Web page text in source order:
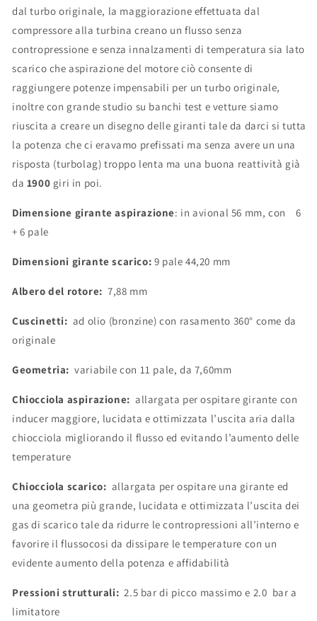
dal turbo originale, la maggiorazione effettuata dal
compressore alla turbina creano un flusso senza
contropressione e senza innalzamenti di temperatura sia lato
scarico che aspirazione del motore ciò consente di
raggiungere potenze impensabili per un turbo originale,
inoltre con grande studio su banchi test e vetture siamo
riuscita a creare un disegno delle giranti tale da darci si tutta
la potenza che ci eravamo prefissati ma senza avere un una
risposta (turbolag) troppo lenta ma una buona reattività già
da 1900 giri in poi.
Dimensione girante aspirazione: in avional 56 mm, con 6
+ 6 pale
Dimensioni girante scarico: 9 pale 44,20 mm
Albero del rotore: 7,88 mm
Cuscinetti: ad olio (bronzine) con rasamento 360° come da
originale
Geometria:variabile con 11 pale, da 7,60mm
Chiocciola aspirazione: allargata per ospitare girante con
inducer maggiore, lucidata e ottimizzata l’uscita aria dalla
chiocciola migliorando il flusso ed evitando l’aumento delle
temperature
Chiocciola scarico: allargata per ospitare una girante ed
una geometra più grande, lucidata e ottimizzata l’uscita dei
gas di scarico tale da ridurre le contropressioni all’interno e
favorire il flussocosi da dissipare le temperature con un
evidente aumento della potenza e affidabilità
Pressioni strutturali:2.5 bar di picco massimo e 2.0 bar a
limitatore